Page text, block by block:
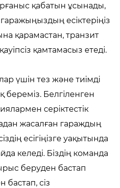
қабатын ұсынады,
есіктеріңіз
қарамастан, транзит
қамтамасыз етеді.
үшін тез және тиімді
береміз. Белгіленген
серіктестік
жасалған гараждың
есігіңізге уақытында
келеді. Біздің команда
беруден бастап
бастап, сіз